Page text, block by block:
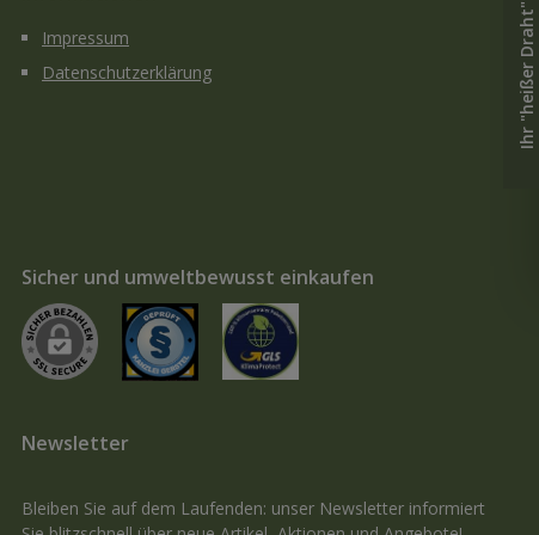
Impressum
Datenschutzerklärung
Sicher und umweltbewusst einkaufen
Newsletter
Bleiben Sie auf dem Laufenden: unser Newsletter informiert
Ihr "heißer Draht" zu uns